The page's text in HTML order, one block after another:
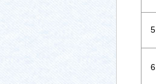
5
6